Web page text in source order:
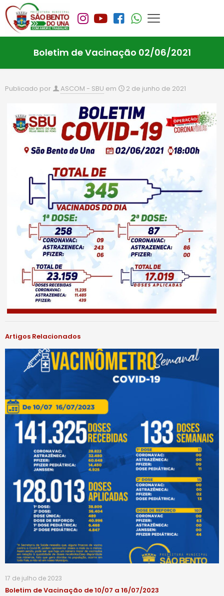
Boletim de Vacinação 02/06/2021
Publicado por ASCOM - SBU em 2 de junho de 2021
Artigos Relacionados
17 de julho de 2023
Boletim de Vacinação de 10/07 a 16/07/2023